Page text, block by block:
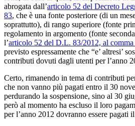
abrogata dall’articolo 52 del Decreto
83, che è una fonte posteriore (di un
soprattutto), di rango superiore (fonte
regolamento in argomento (fonte
l’articolo 52 del D.L. 83/2012, al comma
previsto espressamente che “e’ altresi’
contributi dovuti dagli utenti per l’anno
Certo, rimanendo in tema di contributi
che non vanno più pagati entro il 30
perdurando la sospensione, sino al 30
però al momento ha escluso il loro
per l’anno 2012 dovranno essere pagati